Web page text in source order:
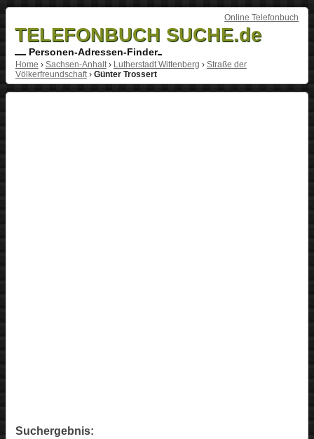
Online Telefonbuch
TELEFONBUCH SUCHE.de
Personen-Adressen-Finder
Home › Sachsen-Anhalt› Lutherstadt Wittenberg › Straße der
Völkerfreundschaft› Günter Trossert
Suchergebnis: